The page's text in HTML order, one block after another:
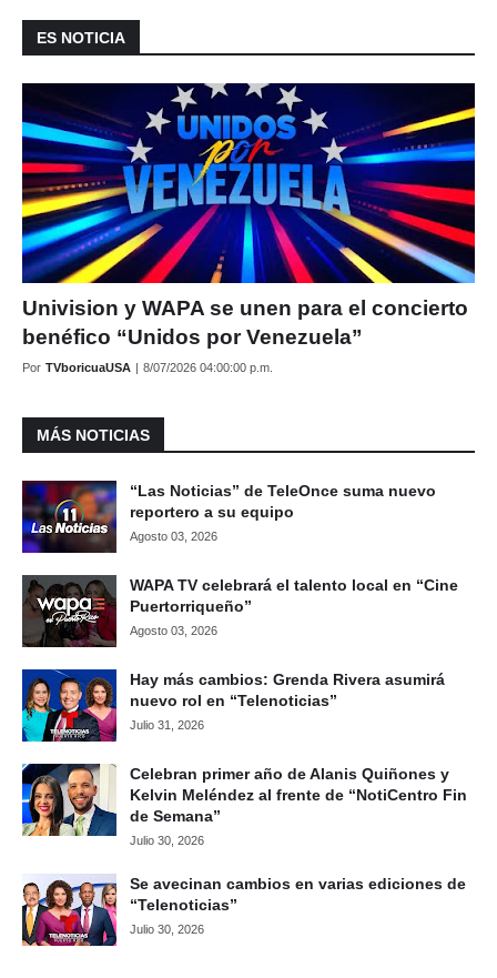
ES NOTICIA
Univision y WAPA se unen para el concierto
benéfico “Unidos por Venezuela”
Por TVboricuaUSA | 8/07/2026 04:00:00 p.m.
MÁS NOTICIAS
“Las Noticias” de TeleOnce suma nuevo
reportero a su equipo
Agosto 03, 2026
WAPA TV celebrará el talento local en “Cine
Puertorriqueño”
Agosto 03, 2026
Hay más cambios: Grenda Rivera asumirá
nuevo rol en “Telenoticias”
Julio 31, 2026
Celebran primer año de Alanis Quiñones y
Kelvin Meléndez al frente de “NotiCentro Fin
de Semana”
Julio 30, 2026
Se avecinan cambios en varias ediciones de
“Telenoticias”
Julio 30, 2026